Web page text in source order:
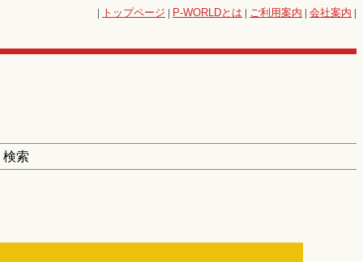
| トップページ | P-WORLDとは | ご利用案内 | 会社案内 |
索